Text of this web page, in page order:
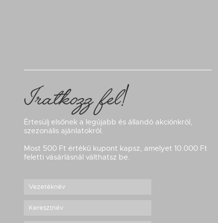
Iratkozz fel!
Értesülj elsőnek a legújabb és állandó akciónkról,
szezonális ajánlatokról.
Most 500 Ft értékű kupont kapsz, amelyet 10.000 Ft
feletti vásárlásnál válthatsz be.